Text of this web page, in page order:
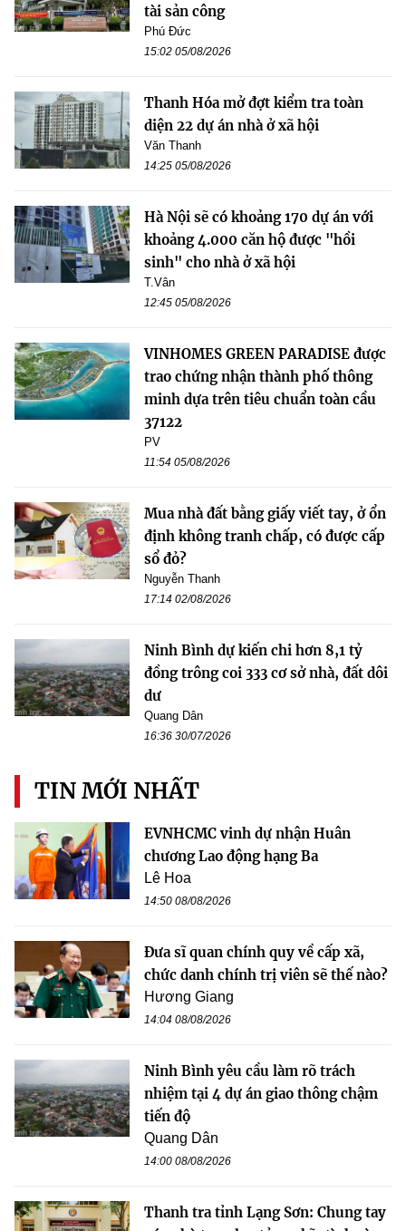
tài sản công
Phú Đức
15:02 05/08/2026
Thanh Hóa mở đợt kiểm tra toàn
diện 22 dự án nhà ở xã hội
Văn Thanh
14:25 05/08/2026
Hà Nội sẽ có khoảng 170 dự án với
khoảng 4.000 căn hộ được "hồi
sinh" cho nhà ở xã hội
T.Vân
12:45 05/08/2026
VINHOMES GREEN PARADISE được
trao chứng nhận thành phố thông
minh dựa trên tiêu chuẩn toàn cầu
37122
PV
11:54 05/08/2026
Mua nhà đất bằng giấy viết tay, ở ổn
định không tranh chấp, có được cấp
sổ đỏ?
Nguyễn Thanh
17:14 02/08/2026
Ninh Bình dự kiến chi hơn 8,1 tỷ
đồng trông coi 333 cơ sở nhà, đất dôi
dư
Quang Dân
16:36 30/07/2026
TIN MỚI NHẤT
EVNHCMC vinh dự nhận Huân
chương Lao động hạng Ba
Lê Hoa
14:50 08/08/2026
Đưa sĩ quan chính quy về cấp xã,
chức danh chính trị viên sẽ thế nào?
Hương Giang
14:04 08/08/2026
Ninh Bình yêu cầu làm rõ trách
nhiệm tại 4 dự án giao thông chậm
tiến độ
Quang Dân
14:00 08/08/2026
Thanh tra tỉnh Lạng Sơn: Chung tay